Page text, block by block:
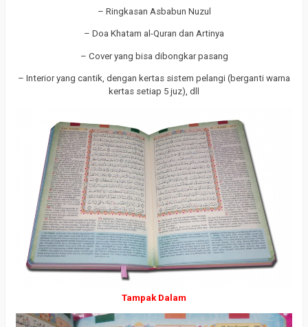
– Ringkasan Asbabun Nuzul
– Doa Khatam al-Quran dan Artinya
– Cover yang bisa dibongkar pasang
– Interior yang cantik, dengan kertas sistem pelangi (berganti warna
kertas setiap 5 juz), dll
Tampak Dalam